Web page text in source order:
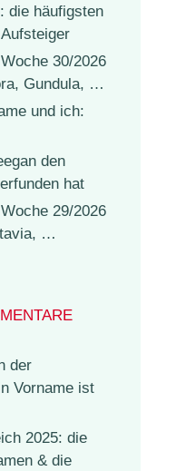
die häufigsten
30/2026
Gundula, …
und ich:
den
hat
29/2026
…
der
Vorname ist
2025: die
& die